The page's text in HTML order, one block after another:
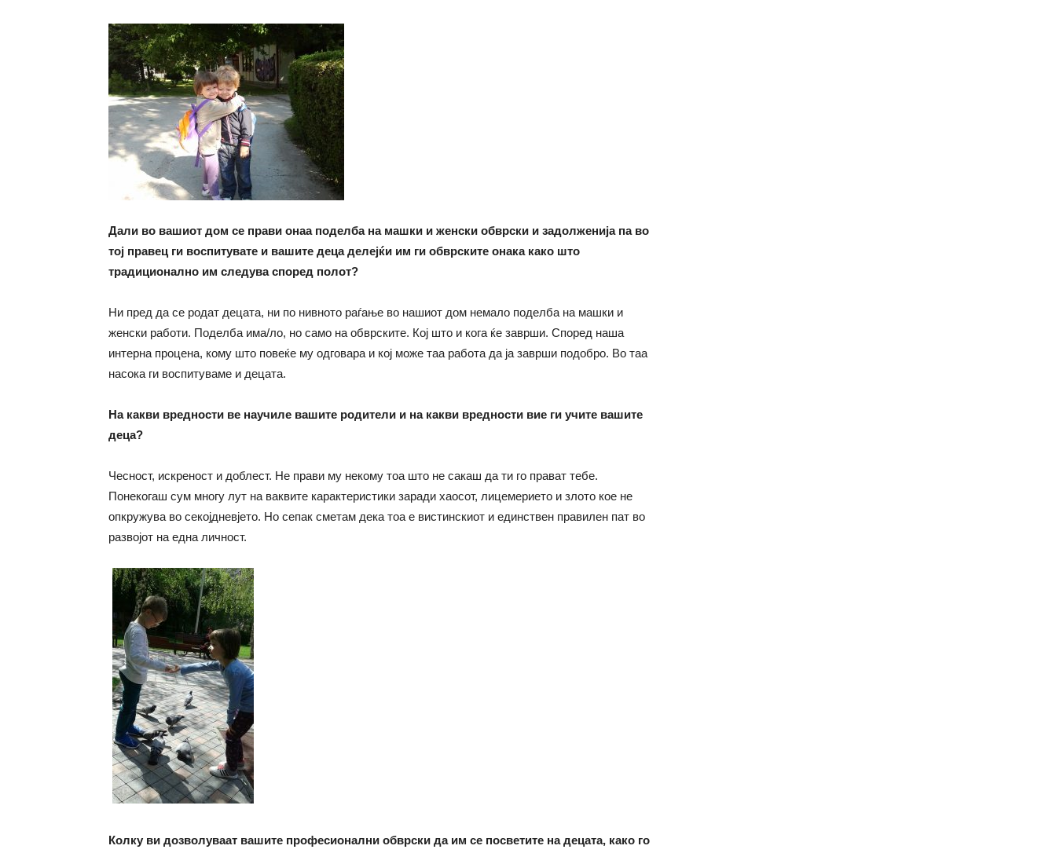
Дали во вашиот дом се прави онаа поделба на машки и женски обврски и задолженија па во
тој правец ги воспитувате и вашите деца делејќи им ги обврските онака како што
традиционално им следува според полот?
Ни пред да се родат децата, ни по нивното раѓање во нашиот дом немало поделба на машки и
женски работи. Поделба има/ло, но само на обврските. Кој што и кога ќе заврши. Според наша
интерна процена, кому што повеќе му одговара и кој може таа работа да ја заврши подобро. Во таа
насока ги воспитуваме и децата.
На какви вредности ве научиле вашите родители и на какви вредности вие ги учите вашите
деца?
Чесност, искреност и доблест. Не прави му некому тоа што не сакаш да ти го прават тебе.
Понекогаш сум многу лут на ваквите карактеристики заради хаосот, лицемерието и злото кое не
опкружува во секојдневјето. Но сепак сметам дека тоа е вистинскиот и единствен правилен пат во
развојот на една личност.
Колку ви дозволуваат вашите професионални обврски да им се посветите на децата, како го